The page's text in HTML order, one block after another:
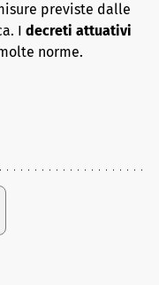
previste dalle
I decreti attuativi
norme.